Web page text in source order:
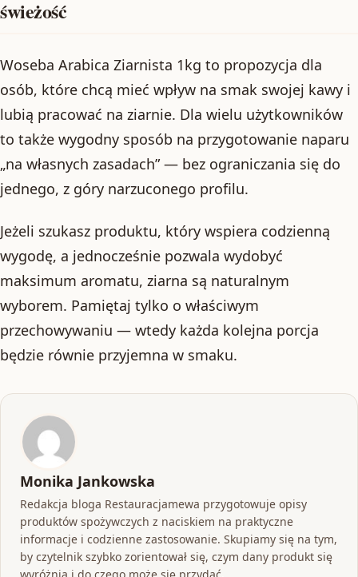
świeżość
Woseba Arabica Ziarnista 1kg to propozycja dla
osób, które chcą mieć wpływ na smak swojej kawy i
lubią pracować na ziarnie. Dla wielu użytkowników
to także wygodny sposób na przygotowanie naparu
„na własnych zasadach” — bez ograniczania się do
jednego, z góry narzuconego profilu.
Jeżeli szukasz produktu, który wspiera codzienną
wygodę, a jednocześnie pozwala wydobyć
maksimum aromatu, ziarna są naturalnym
wyborem. Pamiętaj tylko o właściwym
przechowywaniu — wtedy każda kolejna porcja
będzie równie przyjemna w smaku.
Monika Jankowska
Redakcja bloga Restauracjamewa przygotowuje opisy
produktów spożywczych z naciskiem na praktyczne
informacje i codzienne zastosowanie. Skupiamy się na tym,
by czytelnik szybko zorientował się, czym dany produkt się